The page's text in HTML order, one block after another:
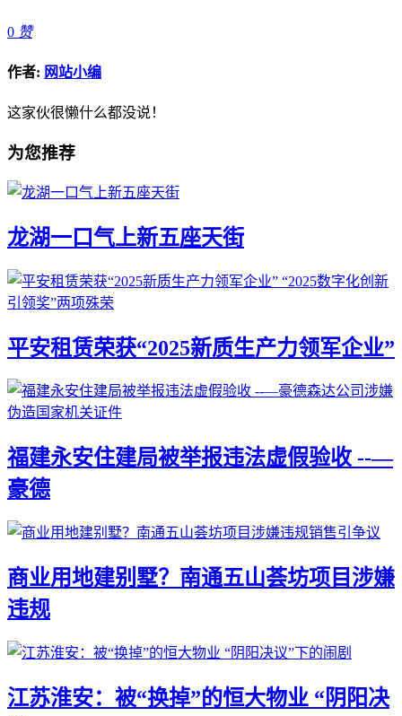
0 赞
作者: 网站小编
这家伙很懒什么都没说！
为您推荐
龙湖一口气上新五座天街
平安租赁荣获“2025新质生产力领军企业”
福建永安住建局被举报违法虚假验收 --—
豪德
商业用地建别墅？南通五山荟坊项目涉嫌
违规
江苏淮安：被“换掉”的恒大物业 “阴阳决